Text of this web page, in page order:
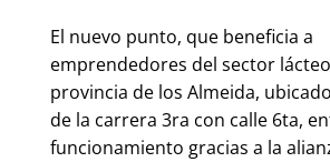
El nuevo punto, que beneficia a
emprendedores del sector
provincia de los Almeida,
de la carrera 3ra con calle 6ta,
funcionamiento gracias a la